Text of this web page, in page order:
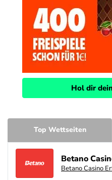
Hol dir
Top Wettseiten
Betano
Betano Casino